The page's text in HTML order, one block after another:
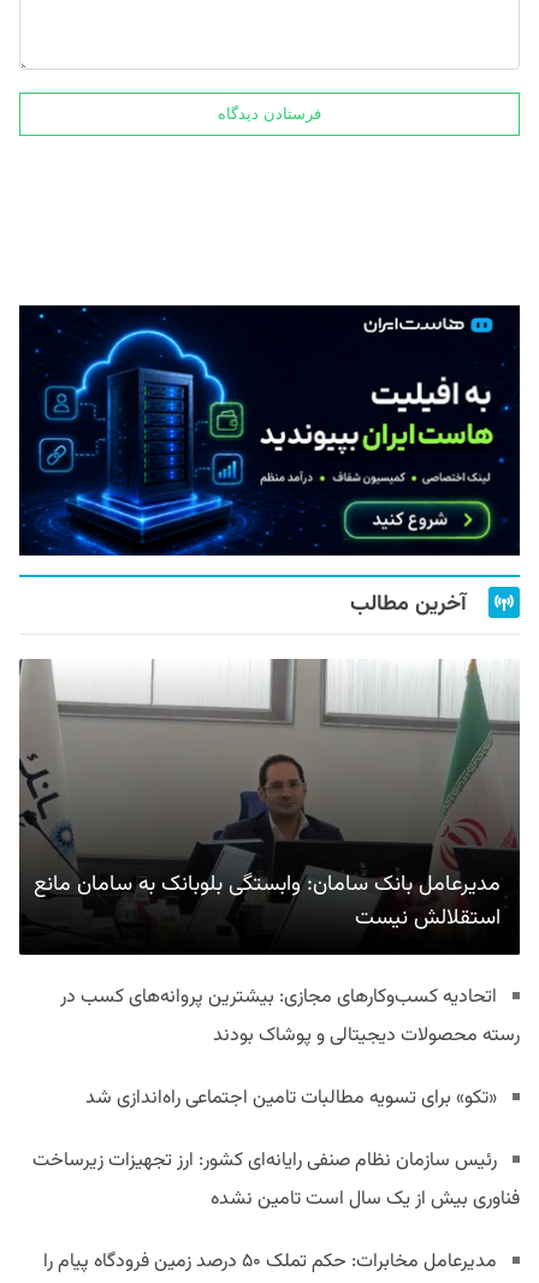
آخرین مطالب
مدیرعامل بانک سامان: وابستگی بلوبانک به سامان مانع
استقلالش نیست
اتحادیه کسب‌وکارهای مجازی: بیشترین پروانه‌های کسب در
رسته محصولات دیجیتالی و پوشاک بودند
«تکو» برای تسویه مطالبات تامین اجتماعی راه‌اندازی شد
رئیس سازمان نظام صنفی رایانه‌ای کشور: ارز تجهیزات زیرساخت
فناوری بیش از یک سال است تامین نشده
مدیرعامل مخابرات: حکم تملک ۵۰ درصد زمین فرودگاه پیام را